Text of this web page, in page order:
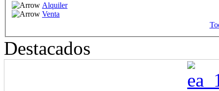
Alquiler
Venta
Destacados